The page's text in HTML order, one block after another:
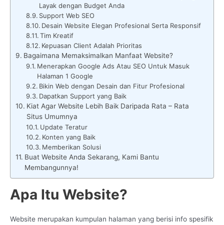
Layak dengan Budget Anda
Support Web SEO
Desain Website Elegan Profesional Serta Responsif
Tim Kreatif
Kepuasan Client Adalah Prioritas
Bagaimana Memaksimalkan Manfaat Website?
Menerapkan Google Ads Atau SEO Untuk Masuk
Halaman 1 Google
Bikin Web dengan Desain dan Fitur Profesional
Dapatkan Support yang Baik
Kiat Agar Website Lebih Baik Daripada Rata – Rata
Situs Umumnya
Update Teratur
Konten yang Baik
Memberikan Solusi
Buat Website Anda Sekarang, Kami Bantu
Membangunnya!
Apa Itu Website?
Website merupakan kumpulan halaman yang berisi info spesifik